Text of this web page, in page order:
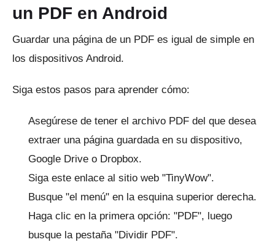
un PDF en Android
Guardar una página de un PDF es igual de simple en
los dispositivos Android.
Siga estos pasos para aprender cómo:
Asegúrese de tener el archivo PDF del que desea
extraer una página guardada en su dispositivo,
Google Drive o Dropbox.
Siga este enlace al sitio web "TinyWow".
Busque "el menú" en la esquina superior derecha.
Haga clic en la primera opción: "PDF", luego
busque la pestaña "Dividir PDF".